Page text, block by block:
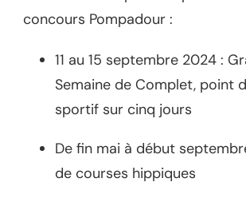
concours Pompadour :
11 au 15 septembre 2024 :
Semaine de Complet, point
sportif sur cinq jours
De fin mai à début
de courses hippiques